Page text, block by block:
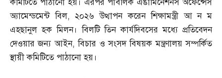
অ্যামেন্ডমেন্ট বিল,২০২৬ উত্থাপন করেন শিক্ষামন্ত্রী আ ন ম
এহছানুল হক মিলন। বিলটি তিন কার্যদিবসের মধ্যে প্রতিবেদন
দেওয়ার জন্য আইন,বিচার ও সংসদ বিষয়ক মন্ত্রণালয় সম্পর্কিত
স্থায়ী কমিটিতে পাঠানো হয়।